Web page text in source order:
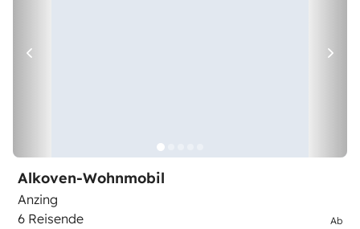
Alkoven-Wohnmobil
Anzing
6 Reisende
Ab